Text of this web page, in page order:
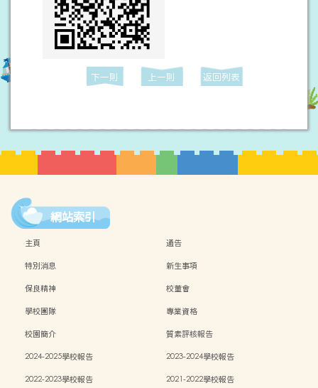
下一則 上一則 返回列表
網站索引
主頁
通告
特別消息
新生事項
保良精神
校董會
學校團隊
專業資格
校園簡介
質素評核報告
2024-2025學校報告
2023-2024學校報告
2022-2023學校報告
2021-2022學校報告